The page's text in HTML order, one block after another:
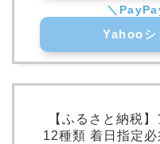
Yahooシ
【ふるさと納税
12種類 着日指定